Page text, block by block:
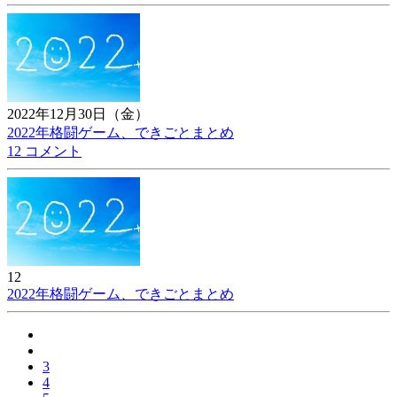
2022年12月30日（金）
2022年格闘ゲーム、できごとまとめ
12 コメント
12
2022年格闘ゲーム、できごとまとめ
3
4